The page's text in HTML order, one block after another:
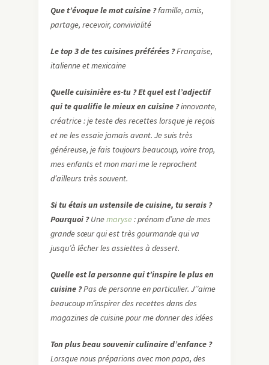
Que t’évoque le mot cuisine ?famille, amis,
partage, recevoir, convivialité
Le top 3 de tes cuisines préférées ?Française,
italienne et mexicaine
Quelle cuisinière es-tu ? Et quel est l’adjectif
qui te qualifie le mieux en cuisine ?innovante,
créatrice : je teste des recettes lorsque je reçois
et ne les essaie jamais avant. Je suis très
généreuse, je fais toujours beaucoup, voire trop,
mes enfants et mon mari me le reprochent
d’ailleurs très souvent.
Si tu étais un ustensile de cuisine, tu serais ?
Pourquoi ? Unemaryse: prénom d’une de mes
grande sœur qui est très gourmande qui va
jusqu’à lêcher les assiettes à dessert.
Quelle est la personne qui t’inspire le plus en
cuisine ?Pas de personne en particulier. J’’aime
beaucoup m’inspirer des recettes dans des
magazines de cuisine pour me donner des idées
Ton plus beau souvenir culinaire d’enfance ?
Lorsque nous préparions avec mon papa, des